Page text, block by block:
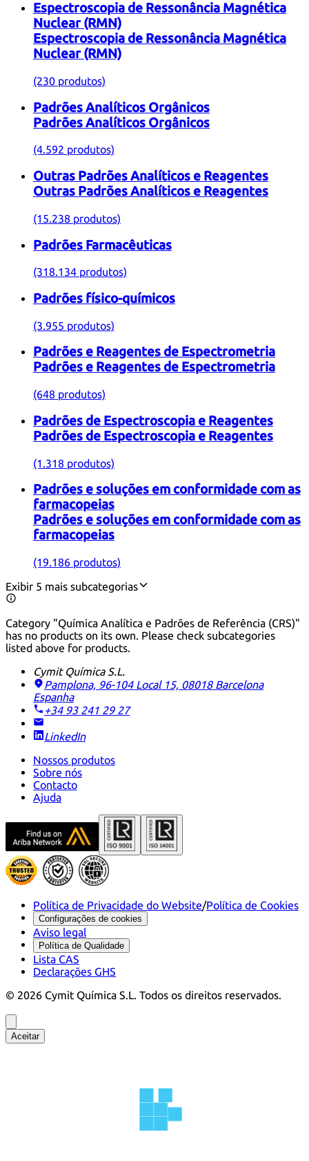
Espectroscopia de Ressonância Magnética
Nuclear (RMN)
Espectroscopia de Ressonância Magnética
Nuclear (RMN)
(230 produtos)
Padrões Analíticos Orgânicos
Padrões Analíticos Orgânicos
(4.592 produtos)
Outras Padrões Analíticos e Reagentes
Outras Padrões Analíticos e Reagentes
(15.238 produtos)
Padrões Farmacêuticas
(318.134 produtos)
Padrões físico-químicos
(3.955 produtos)
Padrões e Reagentes de Espectrometria
Padrões e Reagentes de Espectrometria
(648 produtos)
Padrões de Espectroscopia e Reagentes
Padrões de Espectroscopia e Reagentes
(1.318 produtos)
Padrões e soluções em conformidade com as
farmacopeias
Padrões e soluções em conformidade com as
farmacopeias
(19.186 produtos)
Exibir 5 mais subcategorias
Category "Química Analítica e Padrões de Referência (CRS)"
has no products on its own. Please check subcategories
listed above for products.
Cymit Química S.L.
Pamplona, 96-104 Local 15, 08018 Barcelona
Espanha
+34 93 241 29 27
LinkedIn
Nossos produtos
Sobre nós
Contacto
Ajuda
Política de Privacidade do Website/Política de Cookies
Configurações de cookies
Aviso legal
Política de Qualidade
Lista CAS
Declarações GHS
© 2026 Cymit Química S.L. Todos os direitos reservados.
Aceitar